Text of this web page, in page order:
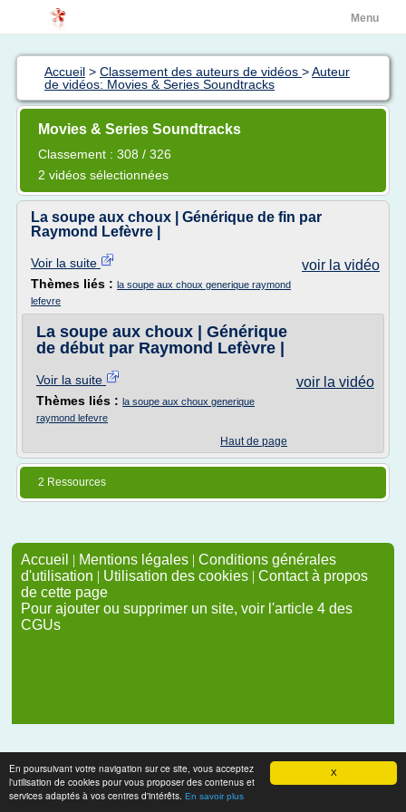
X
En poursuivant votre navigation sur ce site, vous acceptez
l'utilisation de cookies pour vous proposer des contenus et
services adaptés à vos centres d'intérêts. En savoir plus
Menu
Accueil > Classement des auteurs de vidéos >Auteur
de vidéos: Movies & Series Soundtracks
Movies & Series Soundtracks
Classement : 308 / 326
2 vidéos sélectionnées
La soupe aux choux | Générique de fin par
Raymond Lefèvre |
voir la vidéo
Voir la suite
Thèmes liés : la soupe aux choux generique raymond
lefevre
La soupe aux choux | Générique
de début par Raymond Lefèvre |
voir la vidéo
Voir la suite
Thèmes liés : la soupe aux choux generique
raymond lefevre
Haut de page
2 Ressources
Accueil | Mentions légales | Conditions générales
d'utilisation | Utilisation des cookies | Contact à propos
de cette page
Pour ajouter ou supprimer un site, voir l'article 4 des
CGUs